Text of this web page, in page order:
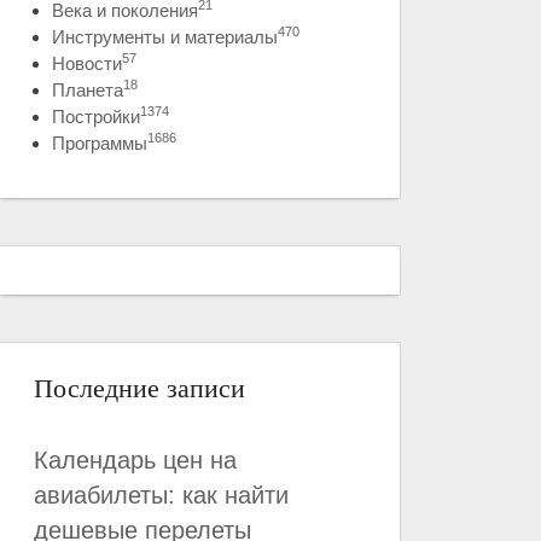
Века и поколения21
Инструменты и материалы470
Новости57
Планета18
Постройки1374
Программы1686
Последние записи
Календарь цен на
авиабилеты: как найти
дешевые перелеты